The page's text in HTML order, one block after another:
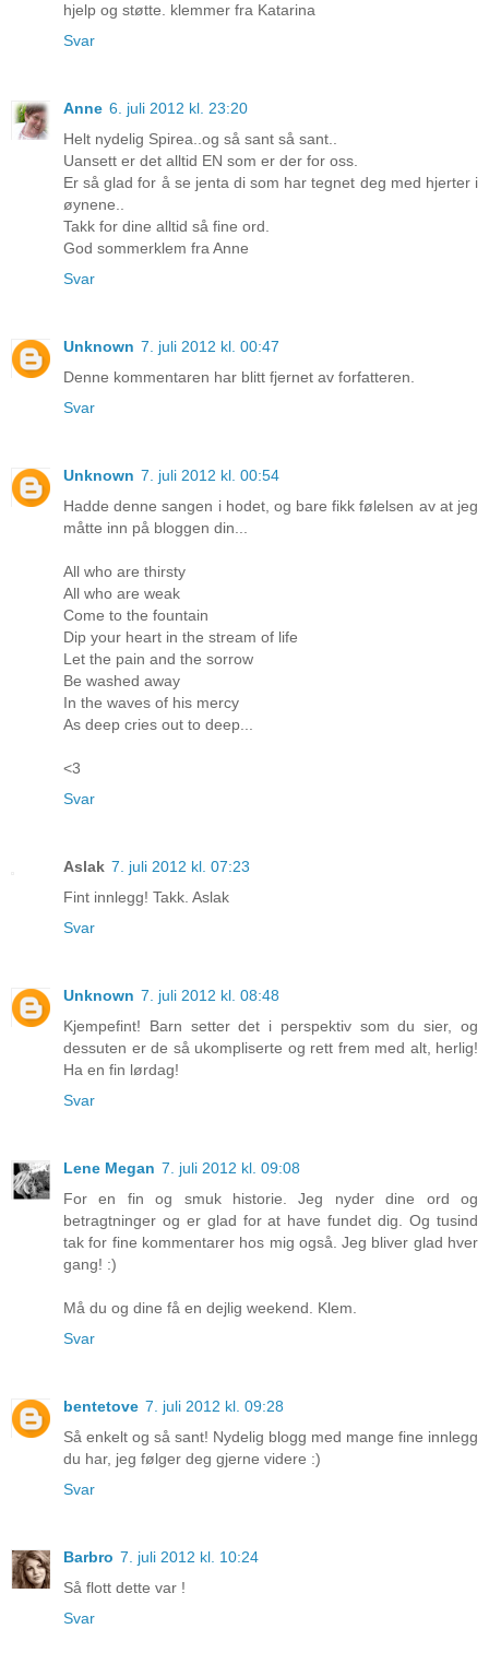
hjelp og støtte. klemmer fra Katarina
Svar
Anne 6. juli 2012 kl. 23:20
Helt nydelig Spirea..og så sant så sant..
Uansett er det alltid EN som er der for oss.
Er så glad for å se jenta di som har tegnet deg med hjerter i
øynene..
Takk for dine alltid så fine ord.
God sommerklem fra Anne
Svar
Unknown 7. juli 2012 kl. 00:47
Denne kommentaren har blitt fjernet av forfatteren.
Svar
Unknown 7. juli 2012 kl. 00:54
Hadde denne sangen i hodet, og bare fikk følelsen av at jeg
måtte inn på bloggen din...
All who are thirsty
All who are weak
Come to the fountain
Dip your heart in the stream of life
Let the pain and the sorrow
Be washed away
In the waves of his mercy
As deep cries out to deep...
<3
Svar
Aslak 7. juli 2012 kl. 07:23
Fint innlegg! Takk. Aslak
Svar
Unknown 7. juli 2012 kl. 08:48
Kjempefint! Barn setter det i perspektiv som du sier, og
dessuten er de så ukompliserte og rett frem med alt, herlig!
Ha en fin lørdag!
Svar
Lene Megan 7. juli 2012 kl. 09:08
For en fin og smuk historie. Jeg nyder dine ord og
betragtninger og er glad for at have fundet dig. Og tusind
tak for fine kommentarer hos mig også. Jeg bliver glad hver
gang! :)
Må du og dine få en dejlig weekend. Klem.
Svar
bentetove 7. juli 2012 kl. 09:28
Så enkelt og så sant! Nydelig blogg med mange fine innlegg
du har, jeg følger deg gjerne videre :)
Svar
Barbro 7. juli 2012 kl. 10:24
Så flott dette var !
Svar